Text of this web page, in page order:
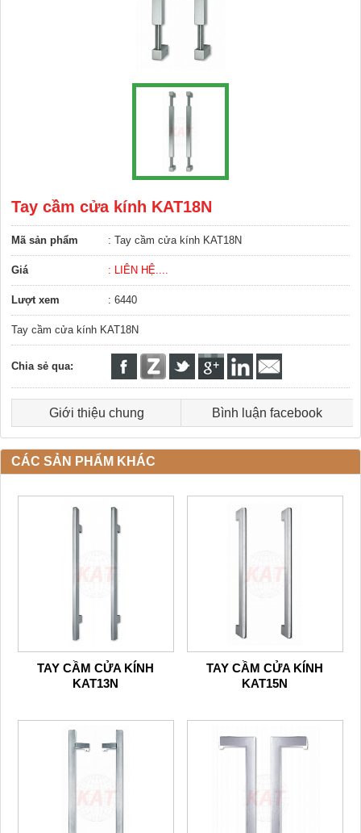
Tay cầm cửa kính KAT18N
Mã sản phẩm : Tay cầm cửa kính KAT18N
Giá : LIÊN HỆ....
Lượt xem : 6440
Tay cầm cửa kính KAT18N
Chia sẻ qua:
Giới thiệu chung Bình luận facebook
CÁC SẢN PHẨM KHÁC
TAY CẦM CỬA KÍNH
KAT13N
TAY CẦM CỬA KÍNH
KAT15N